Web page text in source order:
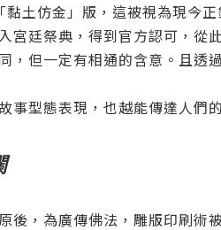
土仿金」版，這被視為現今
宮廷祭典，得到官方認可，
，但一定有相通的含意。且透
事型態表現，也越能傳達人們
後，為廣傳佛法，雕版印刷